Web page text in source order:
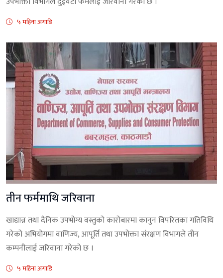
५ महिना अगाडि
तीन फर्ममाथि जरिवाना
खाद्यान्न तथा दैनिक उपभोग्य वस्तुको कारोबारमा कानुन विपरितका गतिविधि
गरेको अभियोगमा वाणिज्य, आपूर्ति तथा उपभोक्ता संरक्षण विभागले तीन
कम्पनीलाई जरिवाना गरेको छ ।
५ महिना अगाडि